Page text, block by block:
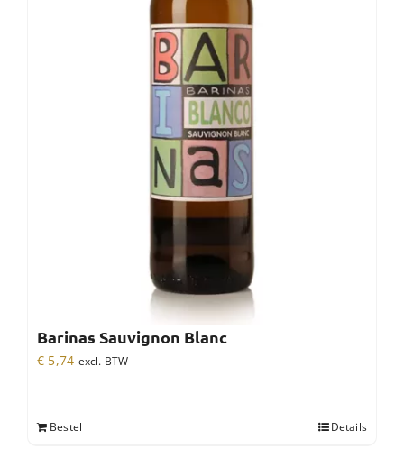
Barinas Sauvignon Blanc
€ 5,74 excl. BTW
Bestel Details